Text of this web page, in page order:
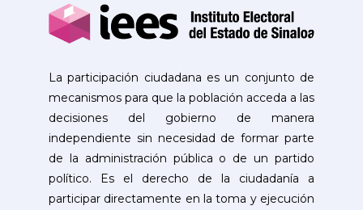
La participación ciudadana es un conjunto de
mecanismos para que la población acceda a las
decisiones del gobierno de manera
independiente sin necesidad de formar parte
de la administración pública o de un partido
político. Es el derecho de la ciudadanía a
participar directamente en la toma y ejecución